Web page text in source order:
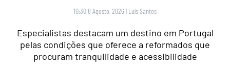
10:30 8 Agosto, 2026 | Luís Santos
Especialistas destacam um destino em Portugal
pelas condições que oferece a reformados que
procuram tranquilidade e acessibilidade